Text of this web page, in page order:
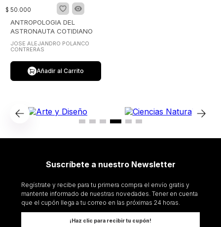
$ 50.000
ANTROPOLOGIA DEL
ASTRONAUTA COTIDIANO
JOSE ALEJANDRO POLANCO
CONTRERAS
Añadir al Carrito
Suscríbete a nuestro Newsletter
Regístrate y recibe para tu primera compra el envío gratis y
mantente informado de nuestras novedades. Tener en cuenta
que el cupón llega a tu correo en las próximas 24 horas.
¡Haz clic para recibir tu cupón!